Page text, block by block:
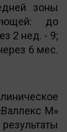
зоны
до
2 нед. - 9;
6 мес.
М»